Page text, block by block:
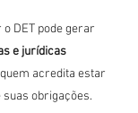
DET pode gerar
e jurídicas
acredita estar
obrigações.